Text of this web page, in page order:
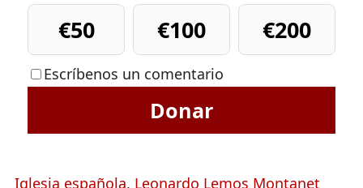
€50
€100 €200
Escríbenos un comentario
Donar
Iglesia española, Leonardo Lemos Montanet